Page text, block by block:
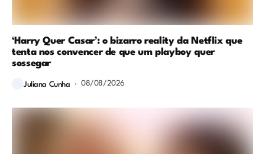
‘Harry Quer Casar’: o bizarro reality da Netflix que
tenta nos convencer de que um playboy quer
sossegar
Juliana Cunha 08/08/2026